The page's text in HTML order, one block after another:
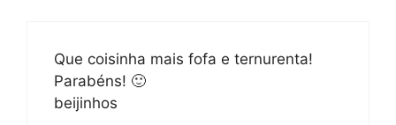
Que coisinha mais fofa e ternurenta!
Parabéns! 🙂
beijinhos